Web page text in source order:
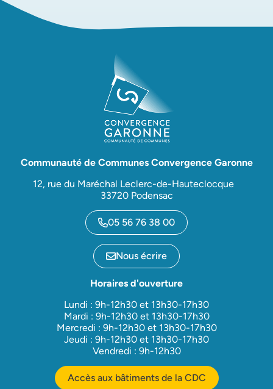
Communauté de Communes Convergence Garonne
12, rue du Maréchal Leclerc-de-Hauteclocque
33720 Podensac
05 56 76 38 00
Nous écrire
Horaires d'ouverture
Lundi : 9h-12h30 et 13h30-17h30
Mardi : 9h-12h30 et 13h30-17h30
Mercredi : 9h-12h30 et 13h30-17h30
Jeudi : 9h-12h30 et 13h30-17h30
Vendredi : 9h-12h30
Accès aux bâtiments de la CDC